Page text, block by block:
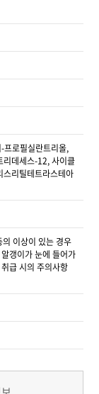
프로필실란트리올,
리데세스-12, 사이클
리틸테트라스테아
이상이 있는 경우
갱이가 눈에 들어가
급 시의 주의사항